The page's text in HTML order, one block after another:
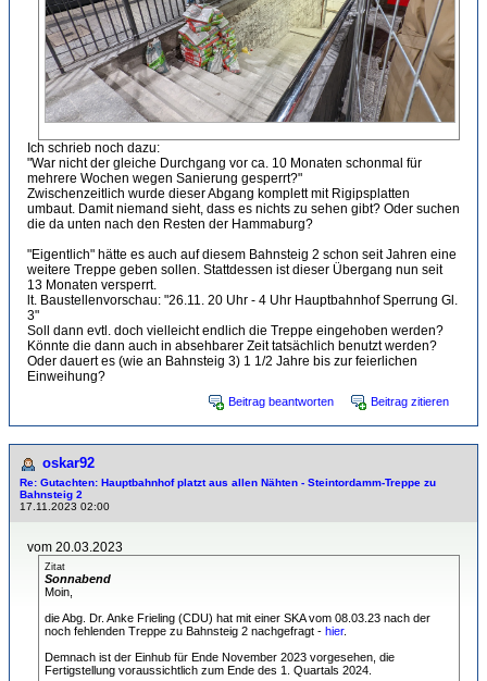
Ich schrieb noch dazu:
"War nicht der gleiche Durchgang vor ca. 10 Monaten schonmal für
mehrere Wochen wegen Sanierung gesperrt?"
Zwischenzeitlich wurde dieser Abgang komplett mit Rigipsplatten
umbaut. Damit niemand sieht, dass es nichts zu sehen gibt? Oder suchen
die da unten nach den Resten der Hammaburg?
"Eigentlich" hätte es auch auf diesem Bahnsteig 2 schon seit Jahren eine
weitere Treppe geben sollen. Stattdessen ist dieser Übergang nun seit
13 Monaten versperrt.
lt. Baustellenvorschau: "26.11. 20 Uhr - 4 Uhr Hauptbahnhof Sperrung Gl.
3"
Soll dann evtl. doch vielleicht endlich die Treppe eingehoben werden?
Könnte die dann auch in absehbarer Zeit tatsächlich benutzt werden?
Oder dauert es (wie an Bahnsteig 3) 1 1/2 Jahre bis zur feierlichen
Einweihung?
Beitrag beantworten Beitrag zitieren
oskar92
Re: Gutachten: Hauptbahnhof platzt aus allen Nähten - Steintordamm-Treppe zu
Bahnsteig 2
17.11.2023 02:00
vom 20.03.2023
Zitat
Sonnabend
Moin,
die Abg. Dr. Anke Frieling (CDU) hat mit einer SKA vom 08.03.23 nach der
noch fehlenden Treppe zu Bahnsteig 2 nachgefragt - hier.
Demnach ist der Einhub für Ende November 2023 vorgesehen, die
Fertigstellung voraussichtlich zum Ende des 1. Quartals 2024.